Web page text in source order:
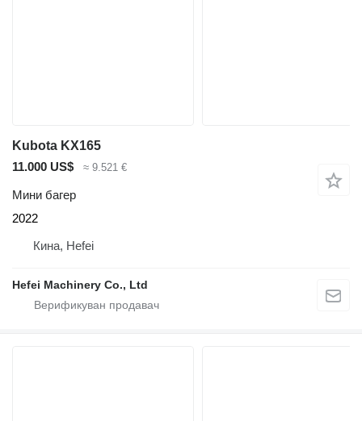
Kubota KX165
11.000 US$
≈ 9.521 €
Мини багер
2022
Кина, Hefei
Hefei Machinery Co., Ltd